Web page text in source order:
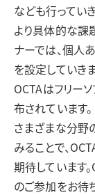
なども行ってい
より具体的な課
ナーでは、個人
を設定していきま
OCTAはフリー
布されています
さまざまな分野
みることで、
期待しています
のご参加をお待